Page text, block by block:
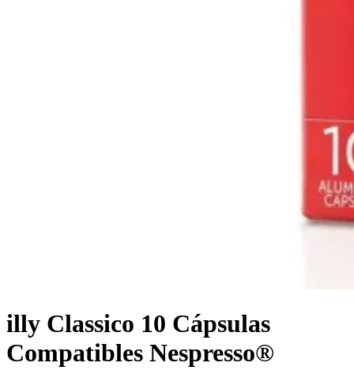
illy Classico 10 Cápsulas
Compatibles Nespresso®